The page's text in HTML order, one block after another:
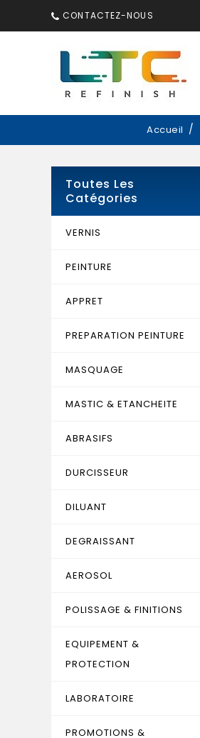
CONTACTEZ-NOUS
Accueil
Toutes Les
Catégories
VERNIS
PEINTURE
APPRET
PREPARATION PEINTURE
MASQUAGE
MASTIC & ETANCHEITE
ABRASIFS
DURCISSEUR
DILUANT
DEGRAISSANT
AEROSOL
POLISSAGE & FINITIONS
EQUIPEMENT &
PROTECTION
LABORATOIRE
PROMOTIONS &